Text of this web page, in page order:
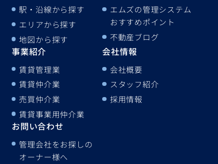
駅・沿線から探す
エリアから探す
地図から探す
エムズの管理システム
おすすめポイント
不動産ブログ
事業紹介
賃貸管理業
賃貸仲介業
売買仲介業
賃貸事業用仲介業
会社情報
会社概要
スタッフ紹介
採用情報
お問い合わせ
管理会社をお探しの
オーナー様へ